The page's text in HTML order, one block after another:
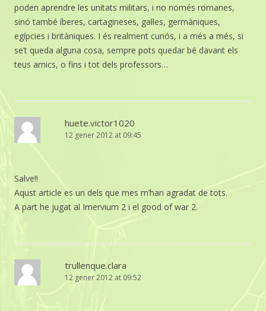
poden aprendre les unitats militars, i no només romanes,
sinó també íberes, cartagineses, gal·les, germàniques,
egípcies i britàniques. I és realment curiós, i a més a més, si
se’t queda alguna cosa, sempre pots quedar bé davant els
teus amics, o fins i tot dels professors…
huete.victor1020
12 gener 2012 at 09:45
Salve!!
Aqust article es un dels que mes m’han agradat de tots.
A part he jugat al Imervium 2 i el good of war 2.
trullenque.clara
12 gener 2012 at 09:52